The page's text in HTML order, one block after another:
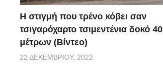
H στιγμή που τρένο κόβει σαν
τσιγαρόχαρτο τσιμεντένια δοκό 40
μέτρων (Βίντεο)
22 ΔΕΚΕΜΒΡΊΟΥ, 2022